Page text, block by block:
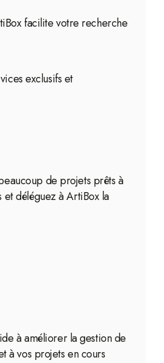
facilite votre recherche
exclusifs et
de projets prêts à
déléguez à ArtiBox la
à améliorer la gestion de
à vos projets en cours